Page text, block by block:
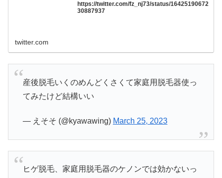
https://twitter.com/fz_nj73/status/16425190672
30887937
twitter.com
産後脱毛いくのめんどくさくて家庭用脱毛器使っ
てみたけど結構いい
— えそそ (@kyawawing) March 25, 2023
ヒゲ脱毛、家庭用脱毛器のケノンでは効かないっ